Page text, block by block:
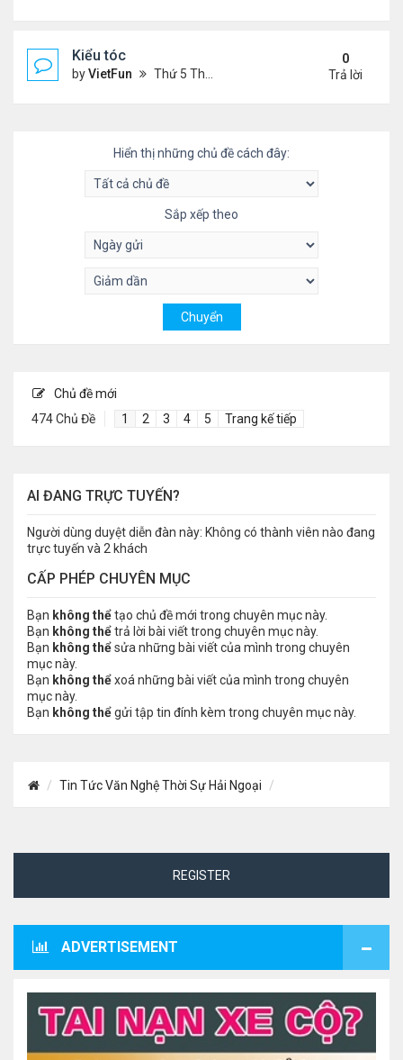
Kiểu tóc
byVietFun Thứ 5 Tháng 11 04, 2021 3:59 pm
0
Trả lời
Hiển thị những chủ đề cách đây:
Sắp xếp theo
Chủ đề mới
474 Chủ Đề
1 2 3 4 5 Trang kế tiếp
AI ĐANG TRỰC TUYẾN?
Người dùng duyệt diễn đàn này: Không có thành viên nào đang
trực tuyến và 2 khách
CẤP PHÉP CHUYÊN MỤC
Bạn không thểtạo chủ đề mới trong chuyên mục này.
Bạn không thểtrả lời bài viết trong chuyên mục này.
Bạn không thểsửa những bài viết của mình trong chuyên
mục này.
Bạn không thểxoá những bài viết của mình trong chuyên
mục này.
Bạn không thểgửi tập tin đính kèm trong chuyên mục này.
Tin Tức Văn Nghệ Thời Sự Hải Ngoại
REGISTER
ADVERTISEMENT